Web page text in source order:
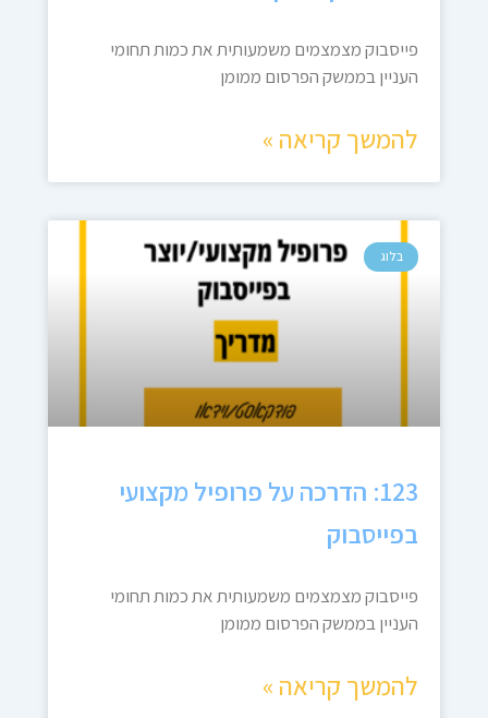
פייסבוק מצמצמים משמעותית את כמות תחומי
העניין בממשק הפרסום ממומן
להמשך קריאה »
בלוג
123: הדרכה על פרופיל מקצועי
בפייסבוק
פייסבוק מצמצמים משמעותית את כמות תחומי
העניין בממשק הפרסום ממומן
להמשך קריאה »